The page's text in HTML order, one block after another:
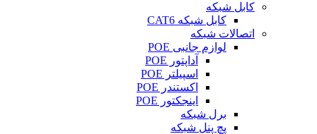
کابل شبکه
کابل شبکه CAT6
اتصالات شبکه
لوازم جانبی POE
آداپتور POE
اسپیلتر POE
اکستندر POE
اینجکتور POE
برل شبکه
پچ پنل شبکه